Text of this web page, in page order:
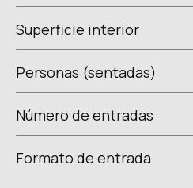
Superficie interior
Personas (sentadas)
Número de entradas
Formato de entrada